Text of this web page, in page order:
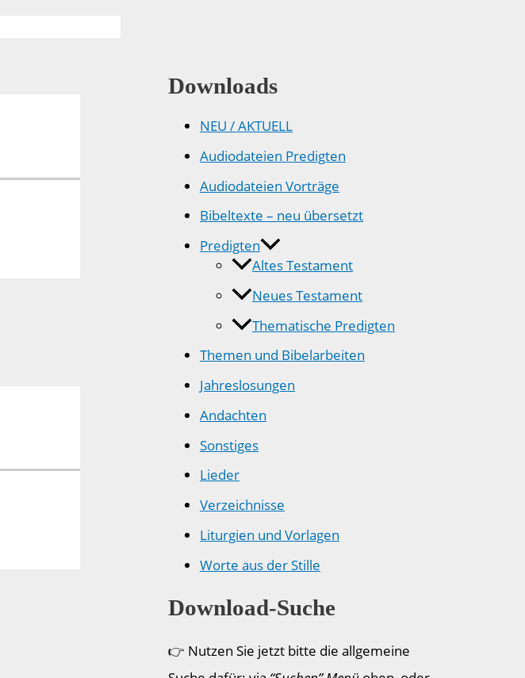
Downloads
NEU / AKTUELL
Audiodateien Predigten
Audiodateien Vorträge
Bibeltexte – neu übersetzt
Predigten
Altes Testament
Neues Testament
Thematische Predigten
Themen und Bibelarbeiten
Jahreslosungen
Andachten
Sonstiges
Lieder
Verzeichnisse
Liturgien und Vorlagen
Worte aus der Stille
Download-Suche
👉 Nutzen Sie jetzt bitte die allgemeine